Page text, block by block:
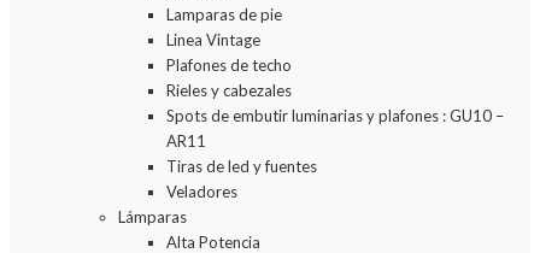
Lamparas de pie
Linea Vintage
Plafones de techo
Rieles y cabezales
Spots de embutir luminarias y plafones : GU10 –
AR11
Tiras de led y fuentes
Veladores
Lámparas
Alta Potencia